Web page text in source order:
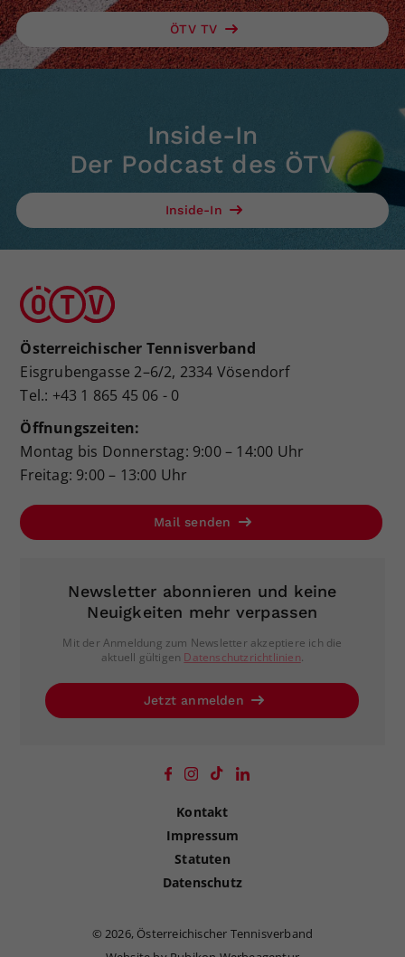
ÖTV TV
Inside-In
Der Podcast des ÖTV
Inside-In
Österreichischer Tennisverband
Eisgrubengasse 2–6/2, 2334 Vösendorf
Tel.: +43 1 865 45 06 - 0
Öffnungszeiten:
Montag bis Donnerstag: 9:00 – 14:00 Uhr
Freitag: 9:00 – 13:00 Uhr
Mail senden
Newsletter abonnieren und keine
Neuigkeiten mehr verpassen
Mit der Anmeldung zum Newsletter akzeptiere ich die
aktuell gültigen Datenschutzrichtlinien.
Jetzt anmelden
Kontakt
Impressum
Statuten
Datenschutz
©2026, Österreichischer Tennisverband